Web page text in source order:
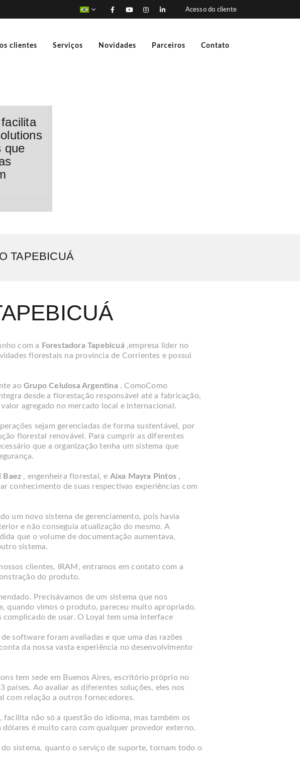
Acesso do cliente
clientes Serviços Novidades Parceiros Contato
que
TAPEBICUÁ
com a Forestadora Tapebicuá,empresa líder no
florestais na província de Corrientes e possui
ao Grupo Celulosa Argentina. ComoComo
desde a florestação responsável até a fabricação,
agregado no mercado local e internacional.
sejam gerenciadas de forma sustentável, por
florestal renovável. Para cumprir as diferentes
que a organização tenha um sistema que
Baez , engenheira florestal, e Aixa Mayra Pintos ,
conhecimento de suas respectivas experiências com
um novo sistema de gerenciamento, pois havia
e não conseguia atualização do mesmo. A
que o volume de documentação aumentava,
sistema.
clientes, IRAM, entramos em contato com a
do produto.
Precisávamos de um sistema que nos
quando vimos o produto, pareceu muito apropriado.
de usar. O Loyal tem uma interface
software foram avaliadas e que uma das razões
da nossa vasta experiência no desenvolvimento
tem sede em Buenos Aires, escritório próprio no
países. Ao avaliar as diferentes soluções, eles nos
com relação a outros fornecedores.
não só a questão do idioma, mas também os
é muito caro com qualquer provedor externo.
sistema, quanto o serviço de suporte, tornam todo o